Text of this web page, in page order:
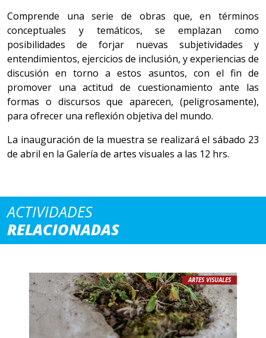
Comprende una serie de obras que, en términos
conceptuales y temáticos, se emplazan como
posibilidades de forjar nuevas subjetividades y
entendimientos, ejercicios de inclusión, y experiencias de
discusión en torno a estos asuntos, con el fin de
promover una actitud de cuestionamiento ante las
formas o discursos que aparecen, (peligrosamente),
para ofrecer una reflexión objetiva del mundo.
La inauguración de la muestra se realizará el sábado 23
de abril en la Galería de artes visuales a las 12 hrs.
ACTIVIDADES
RELACIONADAS
ARTES VISUALES